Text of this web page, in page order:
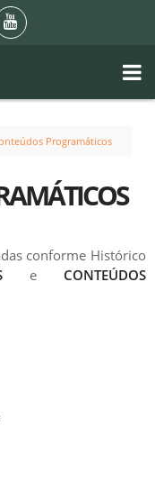
Programáticos
conforme Histórico
e CONTEÚDOS